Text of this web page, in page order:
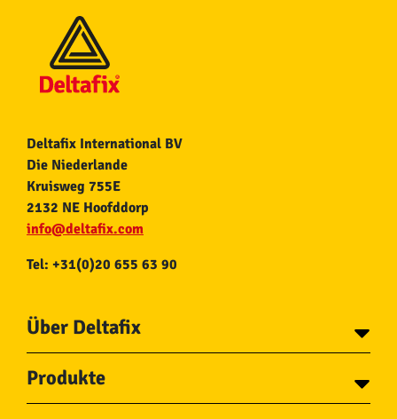
Deltafix International BV
Die Niederlande
Kruisweg 755E
2132 NE Hoofddorp
info@deltafix.com
Tel: +31(0)20 655 63 90
Über Deltafix
Kontakt
Produkte